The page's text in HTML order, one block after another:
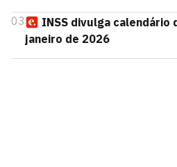
03
INSS divulga calendário
janeiro de 2026